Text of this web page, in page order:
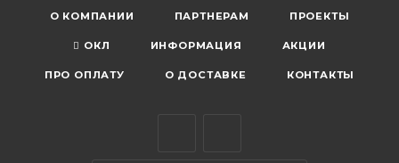
О КОМПАНИИ ПАРТНЕРАМ ПРОЕКТЫ
ОКЛ ИНФОРМАЦИЯ АКЦИИ
ПРО ОПЛАТУ О ДОСТАВКЕ КОНТАКТЫ